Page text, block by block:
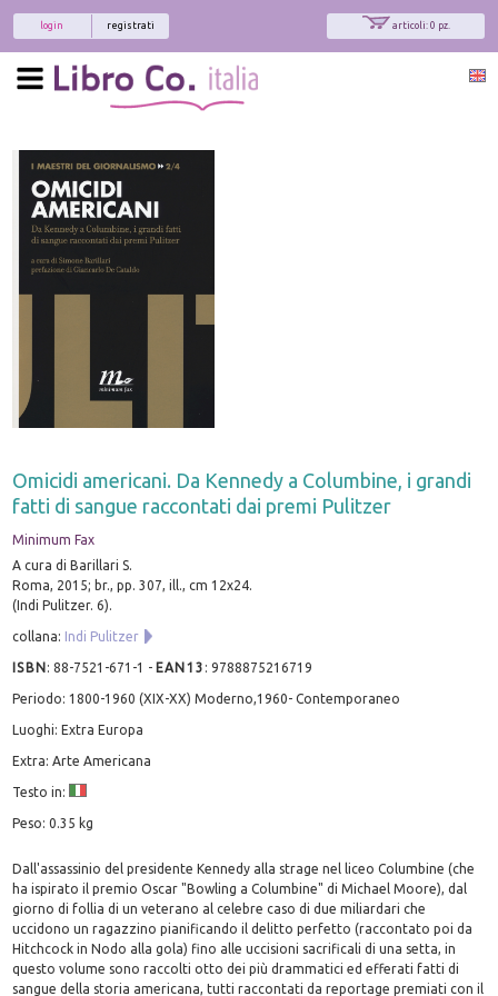
articoli: 0 pz.
registrati
login
Omicidi americani. Da Kennedy a Columbine, i grandi
fatti di sangue raccontati dai premi Pulitzer
Minimum Fax
A cura di Barillari S.
Roma, 2015; br., pp. 307, ill., cm 12x24.
(Indi Pulitzer. 6).
collana: Indi Pulitzer
ISBN:88-7521-671-1 - EAN13 :9788875216719
Periodo: 1800-1960 (XIX-XX) Moderno,1960- Contemporaneo
Luoghi: Extra Europa
Extra: Arte Americana
Testo in:
Peso: 0.35 kg
Dall'assassinio del presidente Kennedy alla strage nel liceo Columbine (che
ha ispirato il premio Oscar "Bowling a Columbine" di Michael Moore), dal
giorno di follia di un veterano al celebre caso di due miliardari che
uccidono un ragazzino pianificando il delitto perfetto (raccontato poi da
Hitchcock in Nodo alla gola) fino alle uccisioni sacrificali di una setta, in
questo volume sono raccolti otto dei più drammatici ed efferati fatti di
sangue della storia americana, tutti raccontati da reportage premiati con il